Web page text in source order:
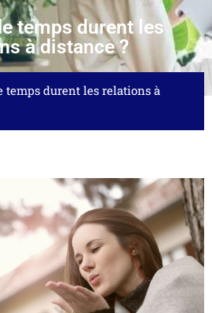
temps durent les
à distance ?
temps durent les relations à